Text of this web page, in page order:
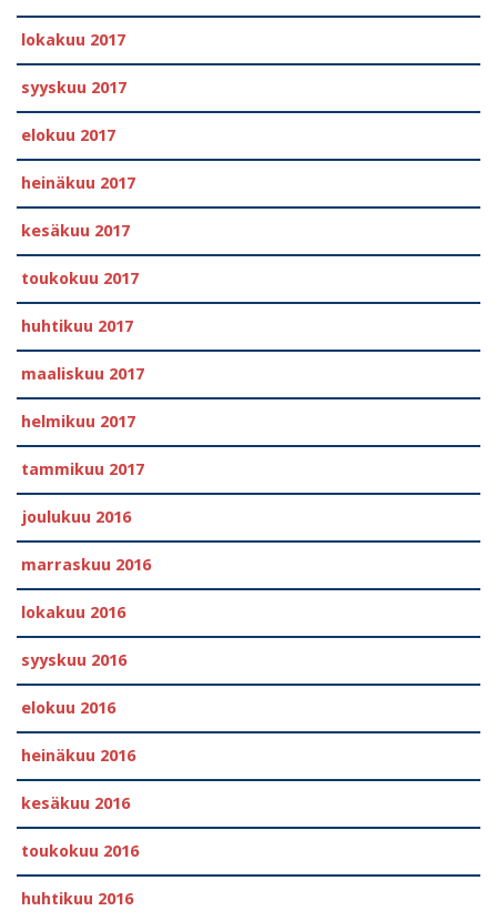
lokakuu 2017
syyskuu 2017
elokuu 2017
heinäkuu 2017
kesäkuu 2017
toukokuu 2017
huhtikuu 2017
maaliskuu 2017
helmikuu 2017
tammikuu 2017
joulukuu 2016
marraskuu 2016
lokakuu 2016
syyskuu 2016
elokuu 2016
heinäkuu 2016
kesäkuu 2016
toukokuu 2016
huhtikuu 2016